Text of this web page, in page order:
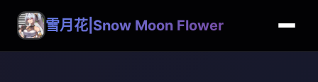
雪月花|Snow Moon Flower